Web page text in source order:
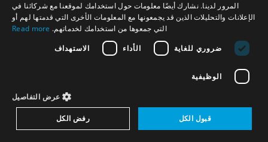
تابعونا على
اشترك في النشرة الإخبارية لمشروع المنطقة الخالية من
أسلحة الدمار الشامل في الشرق الأوسط
ARABIC
FRENCH
HEBREW
المرور لدينا. نشارك أيضًا معلومات حول استخدامك لموقعنا مع شركائنا في
الإعلانات والتحليلات الذين قد يجمعونها مع المعلومات الأخرى التي قدمتها لهم أو
التي جمعوها من استخدامك لخدماتهم. Read more
ضروري للغاية
الأداء الاستهداف
الوظيفية
عرض التفاصيل
قبول الكل رفض الكل